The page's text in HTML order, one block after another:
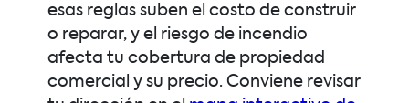
esas reglas suben el costo de construir
o reparar, y el riesgo de incendio
afecta tu cobertura de propiedad
comercial y su precio. Conviene revisar